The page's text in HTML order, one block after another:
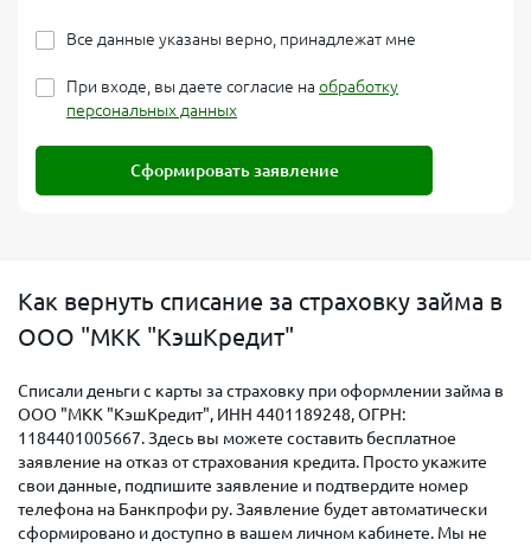
Все данные указаны верно, принадлежат мне
При входе, вы даете согласие на обработку
персональных данных
Сформировать заявление
Как вернуть списание за страховку займа в
ООО "МКК "КэшКредит"
Списали деньги с карты за страховку при оформлении займа в
ООО "МКК "КэшКредит", ИНН 4401189248, ОГРН:
1184401005667. Здесь вы можете составить бесплатное
заявление на отказ от страхования кредита. Просто укажите
свои данные, подпишите заявление и подтвердите номер
телефона на Банкпрофи ру. Заявление будет автоматически
сформировано и доступно в вашем личном кабинете. Мы не